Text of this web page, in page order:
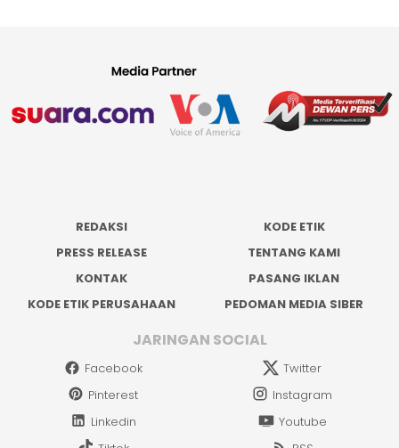
REDAKSI
KODE ETIK
PRESS RELEASE
TENTANG KAMI
KONTAK
PASANG IKLAN
KODE ETIK PERUSAHAAN
PEDOMAN MEDIA SIBER
JARINGAN SOCIAL
Facebook
Twitter
Pinterest
Instagram
Linkedin
Youtube